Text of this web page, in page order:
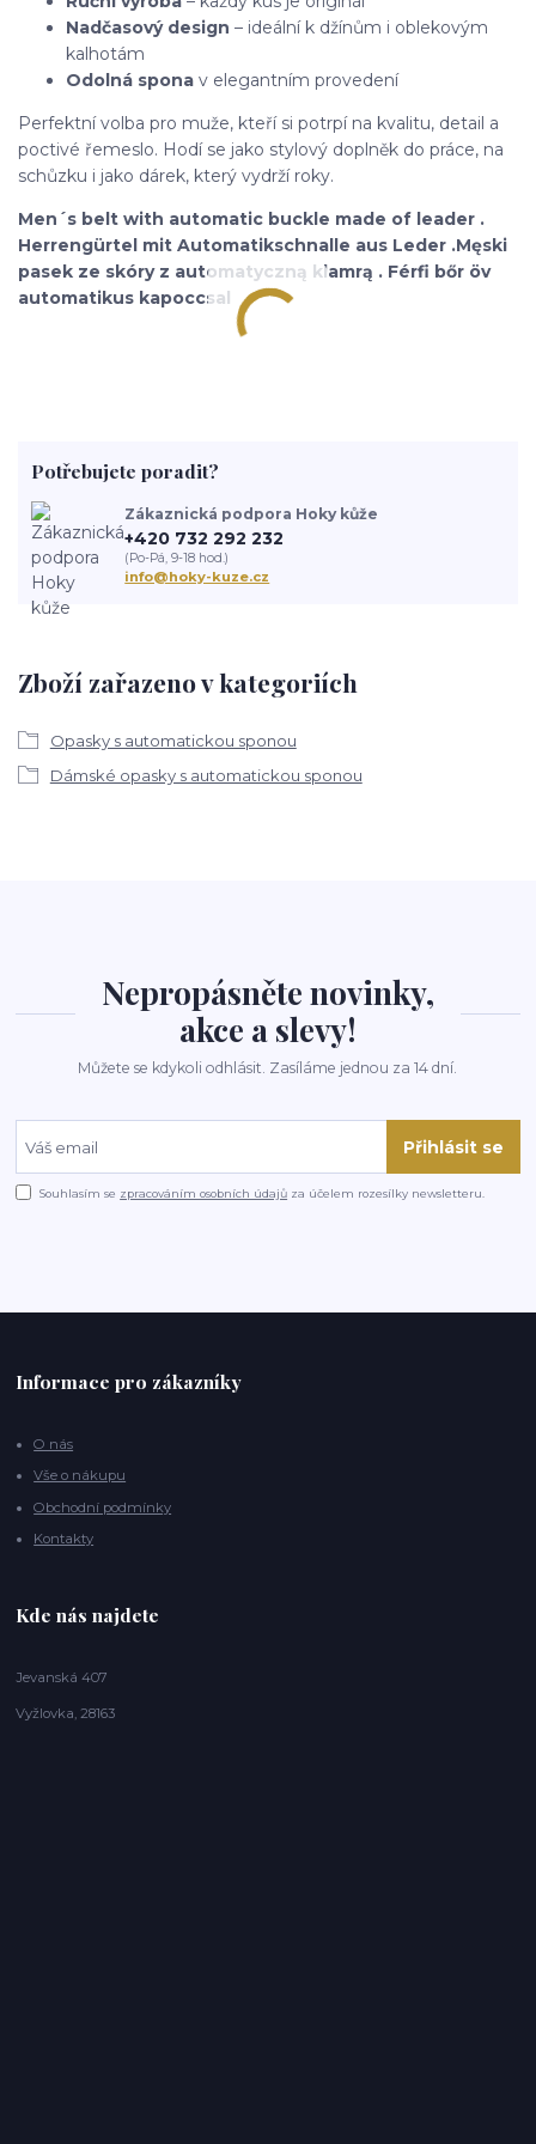
Nadčasový design – ideální k džínům i oblekovým
kalhotám
Odolná spona v elegantním provedení
Perfektní volba pro muže, kteří si potrpí na kvalitu, detail a
poctivé řemeslo. Hodí se jako stylový doplněk do práce, na
schůzku i jako dárek, který vydrží roky.
Men´s belt with automatic buckle made of leader .
Herrengürtel mit Automatikschnalle aus Leder .Męski
pasek ze skóry z automatyczną klamrą . Férfi bőr öv
automatikus kapoccsal
Zboží zařazeno v kategoriích
Opasky s automatickou sponou
Dámské opasky s automatickou sponou
Potřebujete poradit?
Zákaznická podpora Hoky kůže
+420 732 292 232
(Po-Pá, 9-18 hod.)
info@hoky-kuze.cz
Nepropásněte novinky,
akce a slevy!
Můžete se kdykoli odhlásit. Zasíláme jednou za 14 dní.
Přihlásit se
Souhlasím se zpracováním osobních údajů za účelem rozesílky newsletteru.
Informace pro zákazníky
O nás
Vše o nákupu
Obchodní podmínky
Kontakty
Kde nás najdete
Jevanská 407
Vyžlovka, 28163